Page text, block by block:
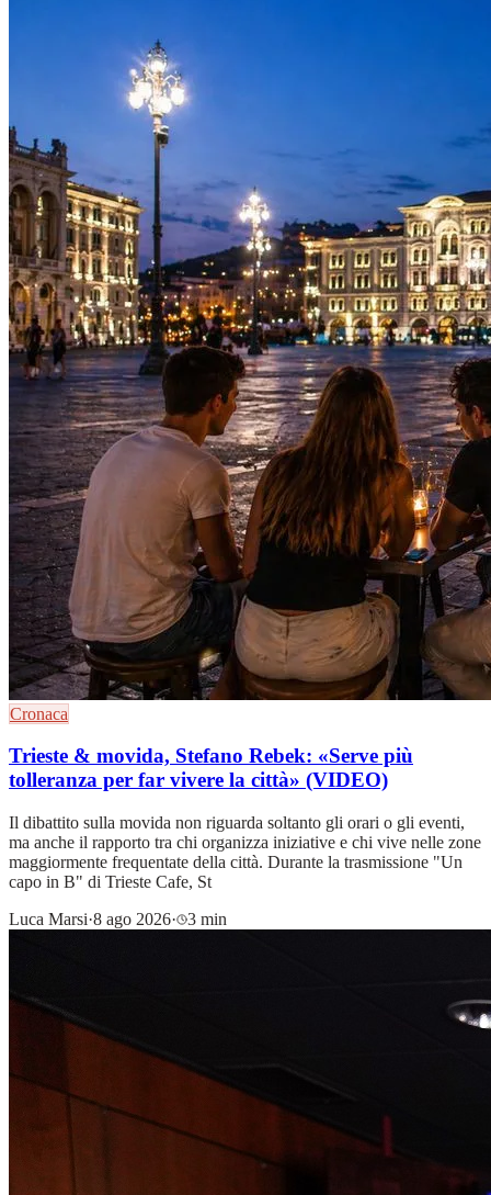
Cronaca
Trieste & movida, Stefano Rebek: «Serve più
tolleranza per far vivere la città» (VIDEO)
Il dibattito sulla movida non riguarda soltanto gli orari o gli eventi,
ma anche il rapporto tra chi organizza iniziative e chi vive nelle zone
maggiormente frequentate della città. Durante la trasmissione "Un
capo in B" di Trieste Cafe, St
Luca Marsi·8 ago 2026· 3 min